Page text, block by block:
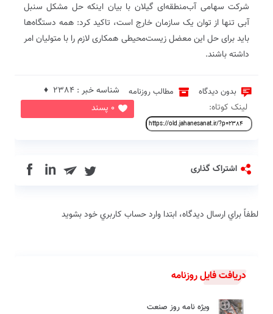
شرکت سهامی آب‌منطقه‌ای گیلان با بیان اینکه حل مشکل سنبل
آبی تنها از توان یک سازمان خارج است، تاکید کرد: همه دستگاه‌ها
باید برای حل این معضل زیست‌محیطی همکاری‌ لازم را با متولیان امر
داشته باشند.
بدون دیدگاه مطالب روزنامه
0 پسند
شناسه خبر : 2384 ♦
لینک کوتاه:
اشتراک گذاری in
لطفاً براي ارسال دیدگاه، ابتدا وارد حساب كاربري خود بشويد
دریافت فایل روزنامه
ویژه نامه روز صنعت